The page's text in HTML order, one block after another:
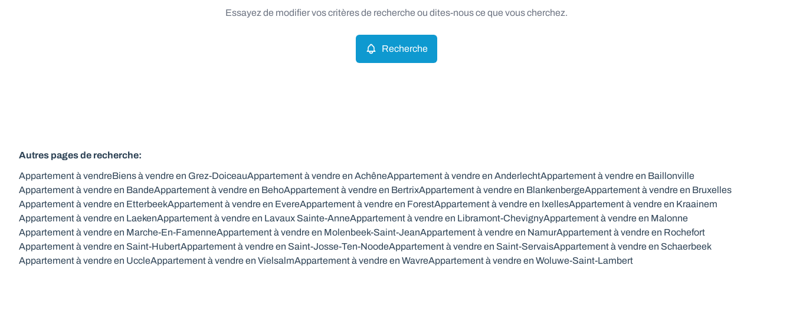
Essayez de modifier vos critères de recherche ou dites-nous ce que vous cherchez.
Recherche
Autres pages de recherche:
Appartement à vendreBiens à vendre en Grez-DoiceauAppartement à vendre en AchêneAppartement à vendre en AnderlechtAppartement à vendre en Baillonville
Appartement à vendre en BandeAppartement à vendre en BehoAppartement à vendre en BertrixAppartement à vendre en BlankenbergeAppartement à vendre en Bruxelles
Appartement à vendre en EtterbeekAppartement à vendre en EvereAppartement à vendre en ForestAppartement à vendre en IxellesAppartement à vendre en Kraainem
Appartement à vendre en LaekenAppartement à vendre en Lavaux Sainte-AnneAppartement à vendre en Libramont-ChevignyAppartement à vendre en Malonne
Appartement à vendre en Marche-En-FamenneAppartement à vendre en Molenbeek-Saint-JeanAppartement à vendre en NamurAppartement à vendre en Rochefort
Appartement à vendre en Saint-HubertAppartement à vendre en Saint-Josse-Ten-NoodeAppartement à vendre en Saint-ServaisAppartement à vendre en Schaerbeek
Appartement à vendre en UccleAppartement à vendre en VielsalmAppartement à vendre en WavreAppartement à vendre en Woluwe-Saint-Lambert